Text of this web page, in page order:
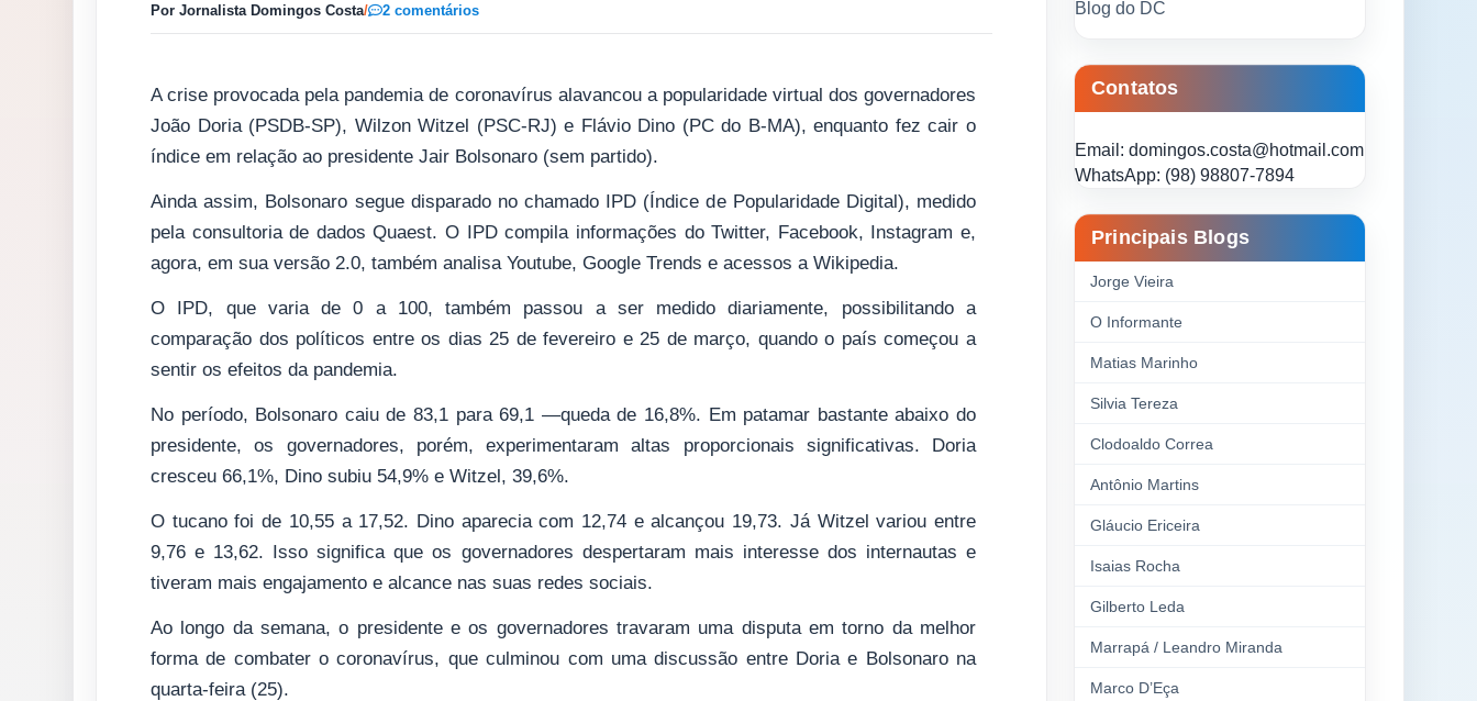
Por Jornalista Domingos Costa/ 2 comentários
A crise provocada pela pandemia de coronavírus alavancou a popularidade virtual dos governadores
João Doria (PSDB-SP), Wilzon Witzel (PSC-RJ) e Flávio Dino (PC do B-MA), enquanto fez cair o
índice em relação ao presidente Jair Bolsonaro (sem partido).
Ainda assim, Bolsonaro segue disparado no chamado IPD (Índice de Popularidade Digital), medido
pela consultoria de dados Quaest. O IPD compila informações do Twitter, Facebook, Instagram e,
agora, em sua versão 2.0, também analisa Youtube, Google Trends e acessos a Wikipedia.
O IPD, que varia de 0 a 100, também passou a ser medido diariamente, possibilitando a
comparação dos políticos entre os dias 25 de fevereiro e 25 de março, quando o país começou a
sentir os efeitos da pandemia.
No período, Bolsonaro caiu de 83,1 para 69,1 —queda de 16,8%. Em patamar bastante abaixo do
presidente, os governadores, porém, experimentaram altas proporcionais significativas. Doria
cresceu 66,1%, Dino subiu 54,9% e Witzel, 39,6%.
O tucano foi de 10,55 a 17,52. Dino aparecia com 12,74 e alcançou 19,73. Já Witzel variou entre
9,76 e 13,62. Isso significa que os governadores despertaram mais interesse dos internautas e
tiveram mais engajamento e alcance nas suas redes sociais.
Ao longo da semana, o presidente e os governadores travaram uma disputa em torno da melhor
forma de combater o coronavírus, que culminou com uma discussão entre Doria e Bolsonaro na
quarta-feira (25).
Blog do DC
Contatos
Email: domingos.costa@hotmail.com
WhatsApp: (98) 98807-7894
Principais Blogs
Jorge Vieira
O Informante
Matias Marinho
Silvia Tereza
Clodoaldo Correa
Antônio Martins
Gláucio Ericeira
Isaias Rocha
Gilberto Leda
Marrapá / Leandro Miranda
Marco D’Eça